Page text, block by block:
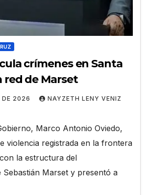
crímenes en Santa
red de Marset
DE 2026 NAYZETH LENY VENIZ
Marco Antonio Oviedo,
violencia registrada en la frontera
la estructura del
Marset y presentó a